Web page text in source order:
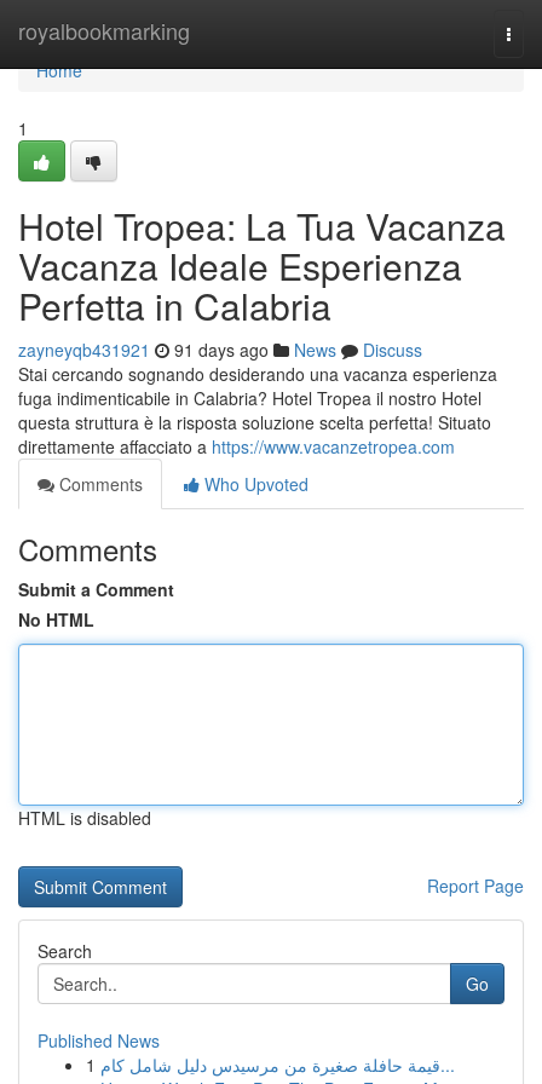
royalbookmarking
Home
Home
1
Hotel Tropea: La Tua Vacanza
Vacanza Ideale Esperienza
Perfetta in Calabria
zayneyqb431921 91 days ago News
Discuss
Stai cercando sognando desiderando una vacanza esperienza
fuga indimenticabile in Calabria? Hotel Tropea il nostro Hotel
questa struttura è la risposta soluzione scelta perfetta! Situato
direttamente affacciato a https://www.vacanzetropea.com
Comments
Who Upvoted
Comments
Submit a Comment
No HTML
HTML is disabled
Report Page
Search
Go
Published News
1
قيمة حافلة صغيرة من مرسيدس دليل شامل كام...